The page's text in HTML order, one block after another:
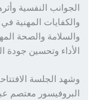
النفسية وأثرها
المهنية في
والصحة المهنية
وتحسين جودة
الجلسة الافتتاحية
معتصم